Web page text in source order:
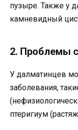
пузыре. Также у
камневидный
2. Проблемы
У далматинцев
заболевания,
птеригиум